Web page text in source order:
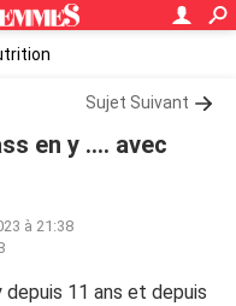
Sujet Suivant
en y .... avec
à 21:38
11 ans et depuis